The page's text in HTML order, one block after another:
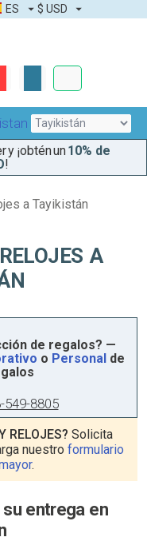
ES $ USD
y ¡obtén un10% de
!
a Tayikistán
A
de regalos? —
o Personalde
549-8805
RELOJES? Solicita
nuestro formulario
.
entrega en